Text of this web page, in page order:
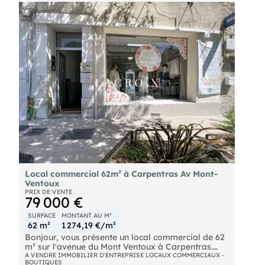
Local commercial 62m² à Carpentras Av Mont-
Ventoux
PRIX DE VENTE
79 000 €
SURFACE
62 m²
MONTANT AU M²
1 274,19 €/m²
Bonjour, vous présente un local commercial de 62
m² sur l'avenue du Mont Ventoux à Carpentras.
Placement privilégié, place de parking, visibilité
A VENDRE IMMOBILIER D'ENTREPRISE LOCAUX COMMERCIAUX -
BOUTIQUES